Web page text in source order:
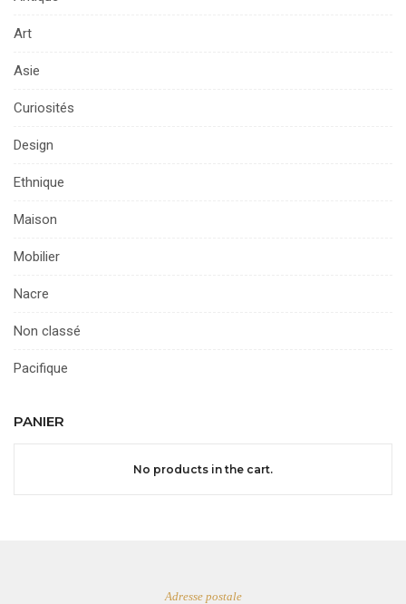
Art
Asie
Curiosités
Design
Ethnique
Maison
Mobilier
Nacre
Non classé
Pacifique
PANIER
No products in the cart.
Adresse postale